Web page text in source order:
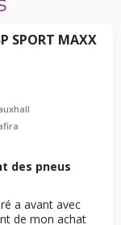
SPORT MAXX
des pneus
a avant avec
de mon achat